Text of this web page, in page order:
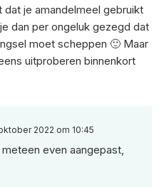
dat je amandelmeel gebruikt
dan per ongeluk gezegd dat
moet scheppen 🙂 Maar
uitproberen binnenkort
2022 om 10:45
even aangepast,